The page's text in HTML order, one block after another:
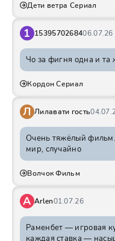
Дети ветра Сериал
1 1539570268406.07.26
Чо за фигня одна и та
Кордон Сериал
Л Лилавати гость
Очень тяжёлый
мир, случайно
Волчок Фильм
A Arlen01.07.26
Раменбет — игровая кухня с
каждая ставка —